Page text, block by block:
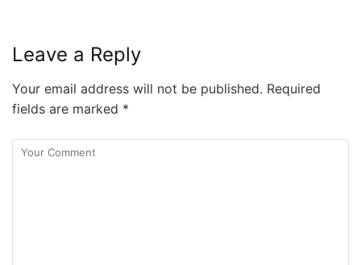
Leave a Reply
Your email address will not be published. Required
fields are marked *